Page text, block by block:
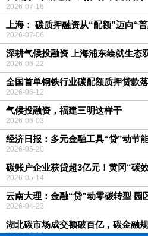
2026-07-16
上海： 碳质押融资从“配额”迈向“
2026-07-06
深耕气候投融资 上海浦东绘就生态
2026-06-22
全国首单钢铁行业碳配额质押贷款
2026-06-12
气候投融资，福建三明这样干
2026-06-03
经济日报：多元金融工具“贷”动节
2026-05-20
碳账户企业获贷超3亿元！黄冈“碳
2026-05-14
云南大理：金融“贷”动零碳转型 园
2026-04-23
湖北碳市场成交额破百亿，碳金融